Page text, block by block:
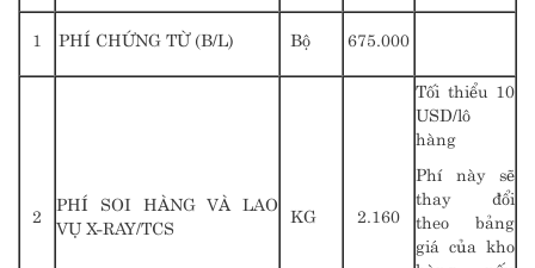
1 PHÍ CHỨNG TỪ (B/L) Bộ 675.000
2
PHÍ SOI HÀNG VÀ LAO
VỤ X-RAY/TCS
KG 2.160
Tối thiểu 10
USD/lô
hàng
Phí này sẽ
thay đổi
theo bảng
giá của kho